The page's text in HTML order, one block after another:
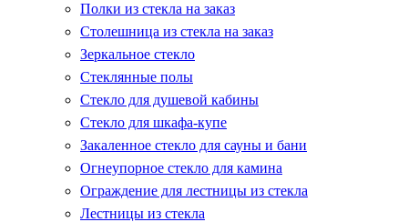
Полки из стекла на заказ
Столешница из стекла на заказ
Зеркальное стекло
Стеклянные полы
Стекло для душевой кабины
Стекло для шкафа-купе
Закаленное стекло для сауны и бани
Огнеупорное стекло для камина
Ограждение для лестницы из стекла
Лестницы из стекла